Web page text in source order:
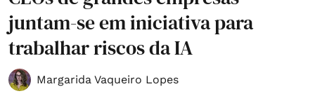
juntam-se em iniciativa para
trabalhar riscos da IA
Margarida Vaqueiro Lopes